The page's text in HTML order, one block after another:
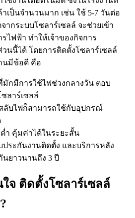
เป็นจำนวนมาก เช่น ใช้ 5-7 วันต่อ
ากระบบโซลาร์เซลล์ จะช่วยเข้า
ไฟฟ้า ทำให้เจ้าของกิจการ
นนี้ได้ โดยการติดตั้งโซลาร์เซลล์
นมีข้อดี คือ
มักมีการใช้ไฟช่วงกลางวัน ตอบ
ลาร์เซลล์
ลับไฟก็สามารถใช้กับอุปกรณ์
ำ คุ้มค่าได้ในระยะสั้น
ประกันงานติดตั้ง และบริการหลัง
ยาวนานถึง 3 ปี
จ ติดตั้งโซลาร์เซลล์